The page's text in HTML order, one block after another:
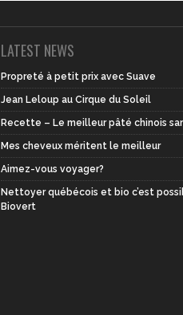
LATEST NEWS
Propreté à petit prix avec Suave
Jean Leloup au Cirque du Soleil
Recette – Le meilleur pâté chinois
Mes cheveux méritent le meilleur
Aimez-vous voyager?
Nettoyer québécois et bio c’est
Biovert